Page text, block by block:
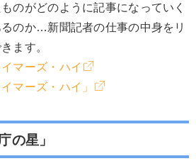
のがどのように記事になっていく
のか…新聞記者の仕事の中身をリ
ます。
マーズ・ハイ
マーズ・ハイ」
の星」